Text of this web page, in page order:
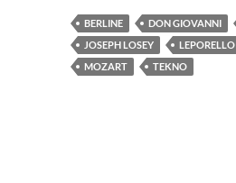
BERLINE DON GIOVANNI
JOSEPH LOSEY
LEPORELLO
MOZART
TEKNO